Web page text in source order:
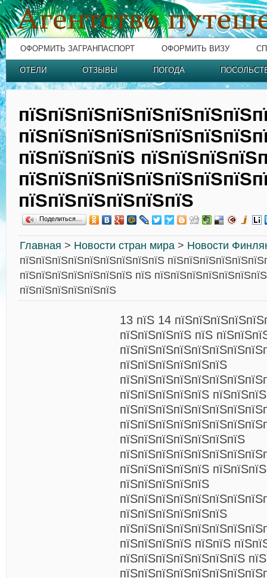
ОФОРМИТЬ ЗАГРАНПАСПОРТ ОФОРМИТЬ ВИЗУ
ОТЕЛИ ОТЗЫВЫ ПОГОДА
пїЅпїЅпїЅпїЅ
пїЅпїЅпїЅпїЅпїЅпїЅ
Поделиться…
Главная > Новости стран мира > Новости
пїЅпїЅпїЅпїЅпїЅпїЅпїЅпїЅпїЅ
пїЅпїЅпїЅпїЅпїЅпїЅпїЅ пїЅ
пїЅпїЅпїЅпїЅпїЅпїЅ
13 пїЅ 14
пїЅпїЅпїЅпїЅ пїЅ
пїЅпїЅпїЅпїЅпїЅпїЅ
пїЅпїЅпїЅпїЅпїЅ
пїЅпїЅпїЅпїЅпїЅпїЅпїЅ
пїЅпїЅпїЅпїЅпїЅ
пїЅпїЅпїЅпїЅпїЅ
пїЅпїЅпїЅпїЅпїЅпїЅ
пїЅпїЅпїЅпїЅ пїЅпїЅ
пїЅпїЅпїЅпїЅпїЅпїЅпїЅ